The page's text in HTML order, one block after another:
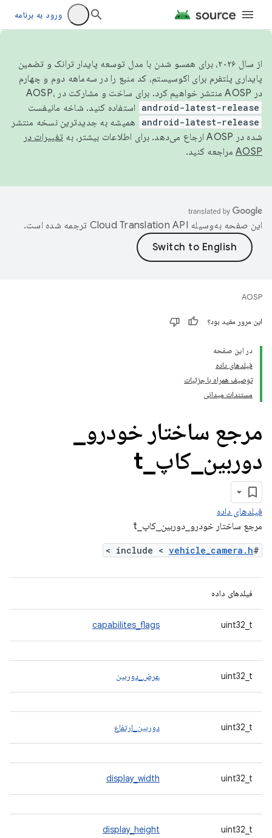
ورود به برنامه
از سال ۲۰۲۶، برای همسو شدن با مدل توسعه پایدار ترانک و تضمین
پایداری پلتفرم برای اکوسیستم، کد منبع را در سه‌ماهه دوم و چهارم
در AOSP منتشر خواهیم کرد. برای ساخت و مشارکت در AOSP،
android-latest-release استفاده کنید. شاخه مانیفست
android-latest-release
همیشه به جدیدترین نسخه منتشر
شده در AOSP ارجاع می‌دهد. برای اطلاعات بیشتر، به
تغییرات در
AOSP مراجعه کنید.
این صفحه به‌وسیله ترجمه شده است.
AOSP
این مرور مفید بود؟
در این صفحه
فیلدهای داده
توصیف همراه با جزئیات
مستندات میدانی
مرجع ساختار خودرو
دوربین کاپ t
فیلدهای داده
مرجع ساختار خودرو_دوربین_کاپ_t
#include <
vehicle_camera.h
>
فیلدهای داده
uint32_t
capabilites_flags
uint32_t عرض_دوربین
uint32_t دوربین_ارتفاع
uint32_t
display_width
uint32_t
display_height